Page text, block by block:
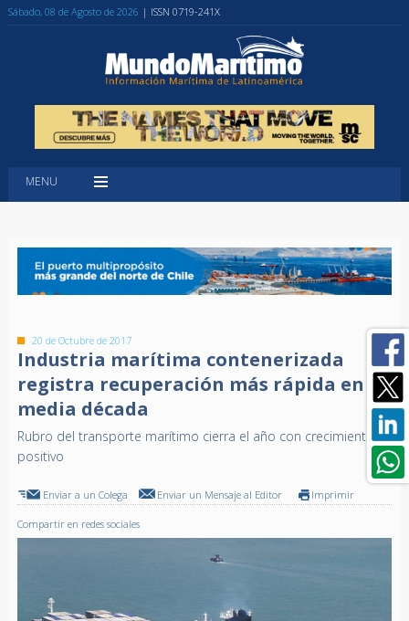
Sábado, 08 de Agosto de 2026 | ISSN 0719-241X
MENU
20 de Octubre de 2017
Industria marítima contenerizada
registra recuperación más rápida en
media década
Rubro del transporte marítimo cierra el año con crecimiento
positivo
Enviar a un Colega Enviar un Mensaje al Editor Imprimir
Compartir en redes sociales